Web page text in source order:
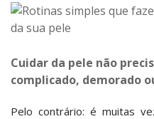
Cuidar da pele não
complicado, demorado
Pelo contrário: é muitas